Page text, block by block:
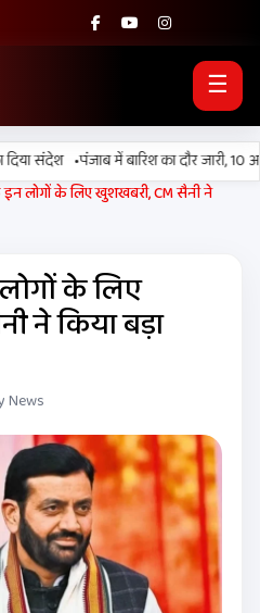
☰
संदेश •पंजाब में बारिश का दौर जारी, 10
लोगों के लिए खुशखबरी, CM सैनी ने
के लिए
ने किया बड़ा
News